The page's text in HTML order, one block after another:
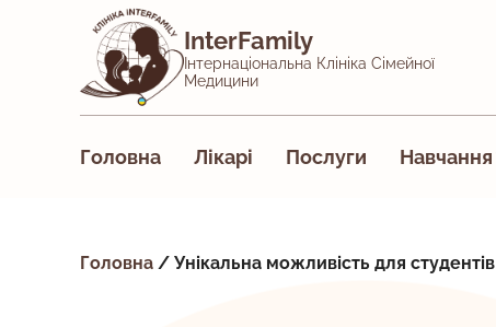
InterFamily
Інтернаціональна Клініка Сімейної
Медицини
Головна Лікарі Послуги Навчання
Головна / Унікальна можливість для студентів